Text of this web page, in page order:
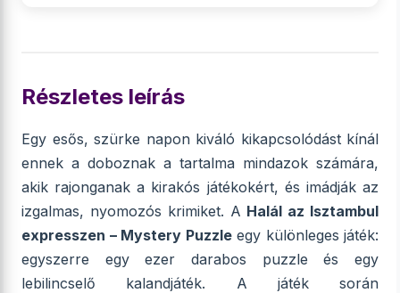
Részletes leírás
Egy esős, szürke napon kiváló kikapcsolódást kínál
ennek a doboznak a tartalma mindazok számára,
akik rajonganak a kirakós játékokért, és imádják az
izgalmas, nyomozós krimiket. A Halál az Isztambul
expresszen – Mystery Puzzleegy különleges játék:
egyszerre egy ezer darabos puzzle és egy
lebilincselő kalandjáték. A játék során